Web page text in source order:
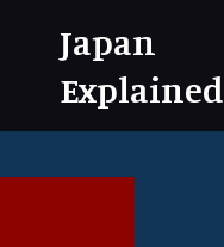
Japan
Explained